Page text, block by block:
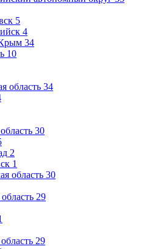
5
4
34
10
область 34
30
2
1
область 30
29
29